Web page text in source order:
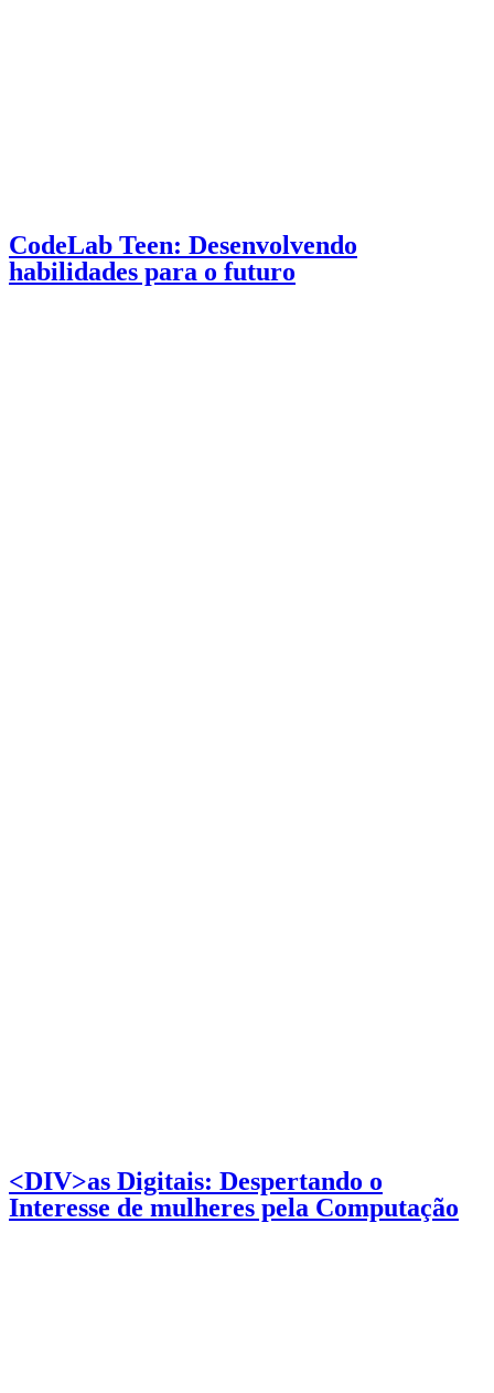
CodeLab Teen: Desenvolvendo
habilidades para o futuro
<DIV>as Digitais: Despertando o
Interesse de mulheres pela Computação